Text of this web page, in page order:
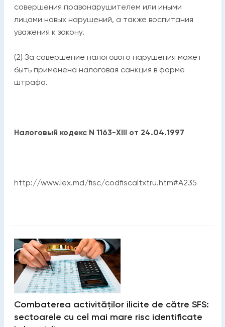
совершения правонарушителем или иными
лицами новых нарушений, а также воспитания
уважения к закону.
(2) За совершение налогового нарушения может
быть применена налоговая санкция в форме
штрафа.
Налоговый кодекс N 1163-XIII от 24.04.1997
http://www.lex.md/fisc/codfiscaltxtru.htm#A235
Combaterea activităților ilicite de către SFS:
sectoarele cu cel mai mare risc identificate